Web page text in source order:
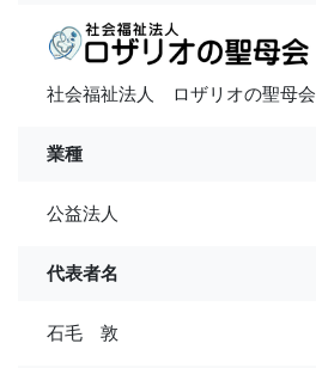
社会福祉法人 ロザリオの聖母会
業種
公益法人
代表者名
石毛 敦